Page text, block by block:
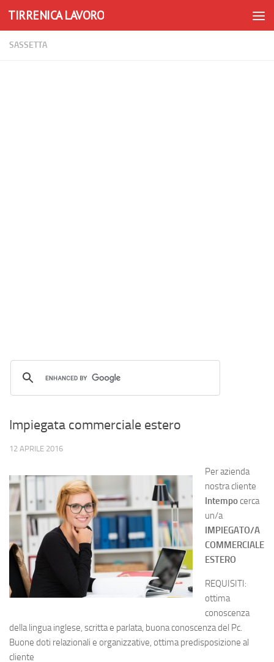
Skip to content
TIRRENICA LAVORO
SASSETTA
Impiegata commerciale estero
12 APRILE 2016
Per azienda
nostra cliente
Intempocerca
un/a
IMPIEGATO/A
COMMERCIALE
ESTERO
REQUISITI:
ottima
conoscenza
della lingua inglese, scritta e parlata, buona conoscenza del Pc.
Buone doti relazionali e organizzative, ottima predisposizione al
cliente